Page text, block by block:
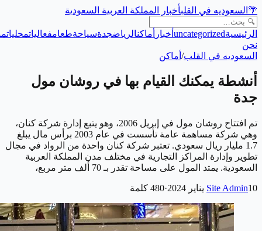
🌴 السعوديه في القلبأخبار المملكة العربية السعودية
الرئيسيةuncategorized أخبار أماكنالرياضجدةسياحةطعامفعالياتمحليات
نحن
السعوديه في القلب/ أماكن
أنشطة يمكنك القيام بها في روشان مول
جدة
تم افتتاح روشان مول في إبريل 2006، وهو يتبع إدارة شركة كنان،
وهي شركة مساهمة عامة تأسست في عام 2003 برأس مال يبلغ
1.7 مليار ريال سعودي. تعتبر شركة كنان واحدة من الرواد في مجال
تطوير وإدارة المراكز التجارية في مختلف مدن المملكة العربية
السعودية. يمتد المول على مساحة تقدر بـ 70 ألف متر مربع،
Site Admin10 يناير 2024 ·
480 كلمة